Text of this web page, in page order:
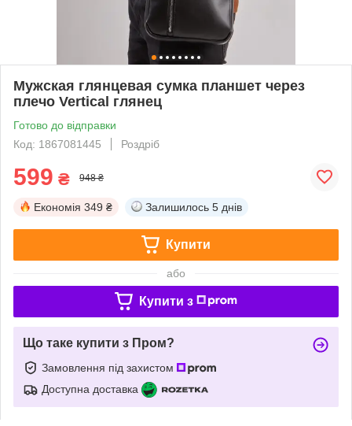
Мужская глянцевая сумка планшет через
плечо Vertical глянец
Готово до відправки
Код: 1867081445
Роздріб
599 ₴ 948 ₴
Економія 349 ₴ Залишилось 5 днів
Купити
або
Купити з
Що таке купити з Пром?
Замовлення під захистом
Доступна доставка